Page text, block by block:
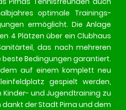
optimale Trainings-
ermöglicht. Die Anlage
4 Plätzen über ein Clubhaus
das nach mehreren
beste Bedingungen garantiert.
auf einem komplett neu
gespielt werden,
und Jugendtraining zu
dankt der Stadt Pirna und dem